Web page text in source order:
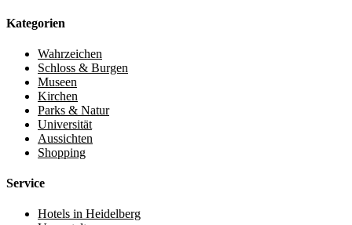
Kategorien
Wahrzeichen
Schloss & Burgen
Museen
Kirchen
Parks & Natur
Universität
Aussichten
Shopping
Service
Hotels in Heidelberg